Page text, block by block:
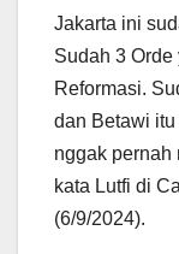
Jakarta ini
Sudah 3 Orde
Reformasi.
dan Betawi
nggak pernah
kata Lutfi di
(6/9/2024).